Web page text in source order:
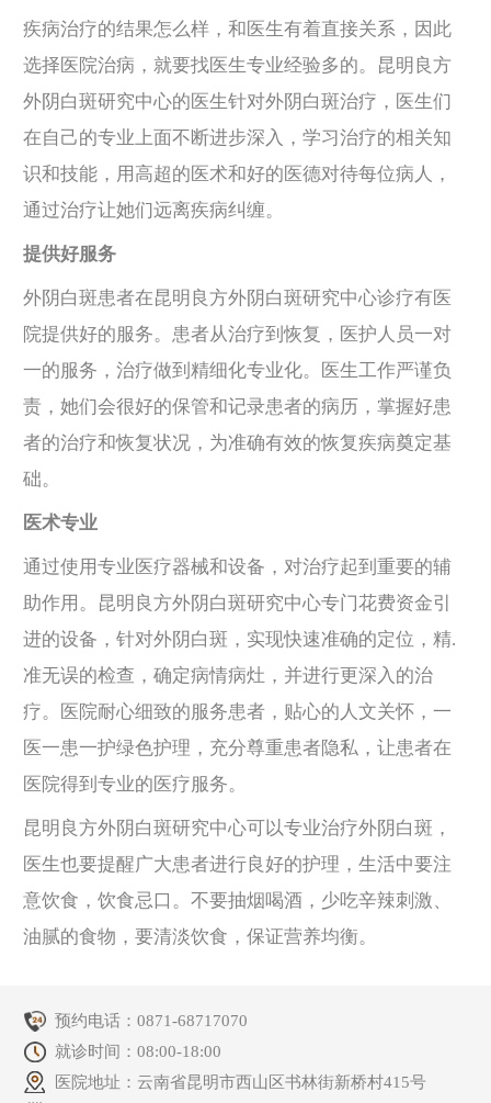
疾病治疗的结果怎么样，和医生有着直接关系，因此
选择医院治病，就要找医生专业经验多的。昆明良方
外阴白斑研究中心的医生针对外阴白斑治疗，医生们
在自己的专业上面不断进步深入，学习治疗的相关知
识和技能，用高超的医术和好的医德对待每位病人，
通过治疗让她们远离疾病纠缠。
提供好服务
外阴白斑患者在昆明良方外阴白斑研究中心诊疗有医
院提供好的服务。患者从治疗到恢复，医护人员一对
一的服务，治疗做到精细化专业化。医生工作严谨负
责，她们会很好的保管和记录患者的病历，掌握好患
者的治疗和恢复状况，为准确有效的恢复疾病奠定基
础。
医术专业
通过使用专业医疗器械和设备，对治疗起到重要的辅
助作用。昆明良方外阴白斑研究中心专门花费资金引
进的设备，针对外阴白斑，实现快速准确的定位，精.
准无误的检查，确定病情病灶，并进行更深入的治
疗。医院耐心细致的服务患者，贴心的人文关怀，一
医一患一护绿色护理，充分尊重患者隐私，让患者在
医院得到专业的医疗服务。
昆明良方外阴白斑研究中心可以专业治疗外阴白斑，
医生也要提醒广大患者进行良好的护理，生活中要注
意饮食，饮食忌口。不要抽烟喝酒，少吃辛辣刺激、
油腻的食物，要清淡饮食，保证营养均衡。
预约电话：0871-68717070
就诊时间：08:00-18:00
医院地址：云南省昆明市西山区书林街新桥村415号